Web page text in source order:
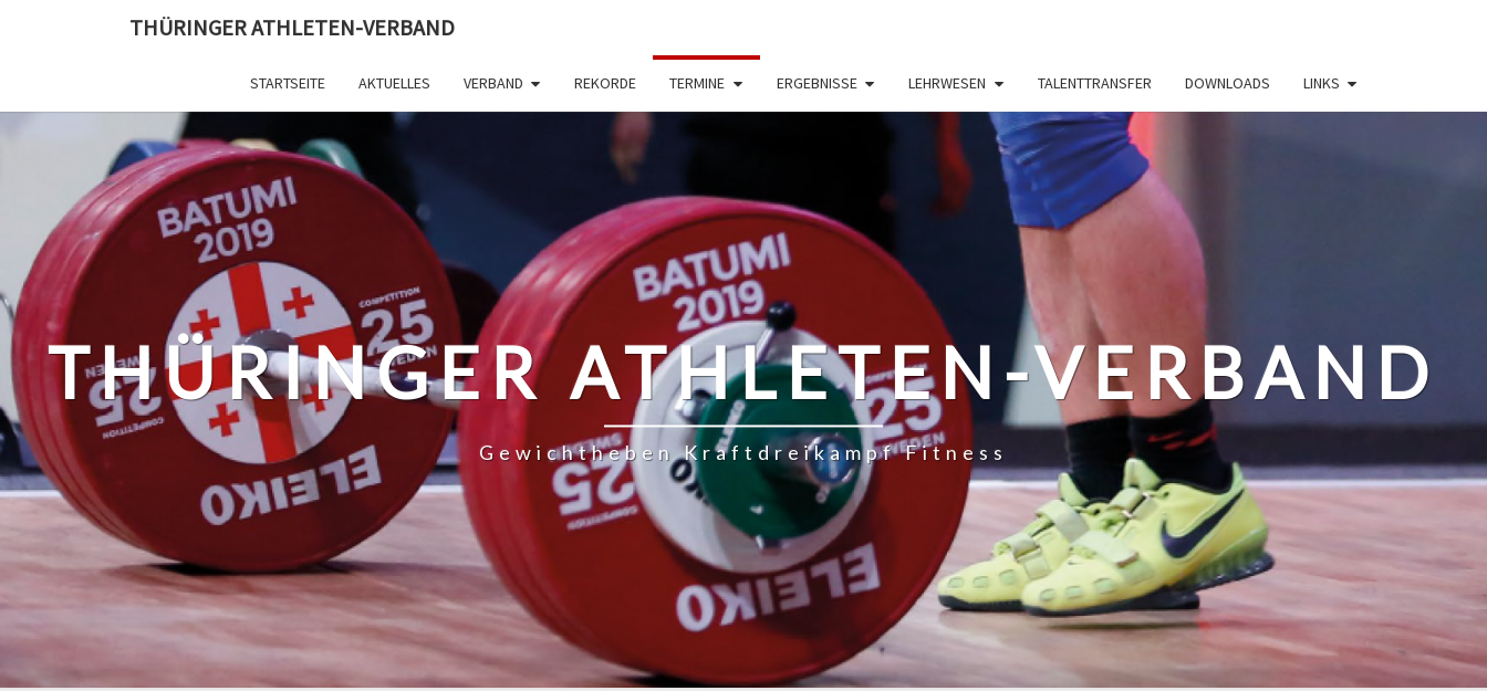
THÜRINGER ATHLETEN-VERBAND
STARTSEITE AKTUELLES VERBAND REKORDE TERMINE ERGEBNISSE LEHRWESEN TALENTTRANSFER DOWNLOADS LINKS
THÜRINGER ATHLETEN-VERBAND
Gewichtheben Kraftdreikampf Fitness